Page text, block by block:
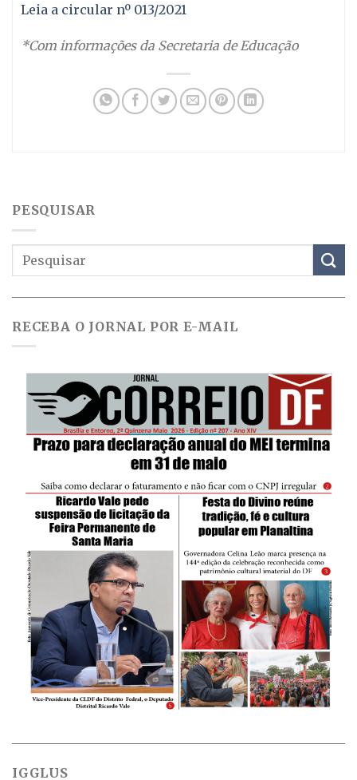
Leia a circular nº 013/2021
*Com informações da Secretaria de Educação
PESQUISAR
RECEBA O JORNAL POR E-MAIL
IGGLUS